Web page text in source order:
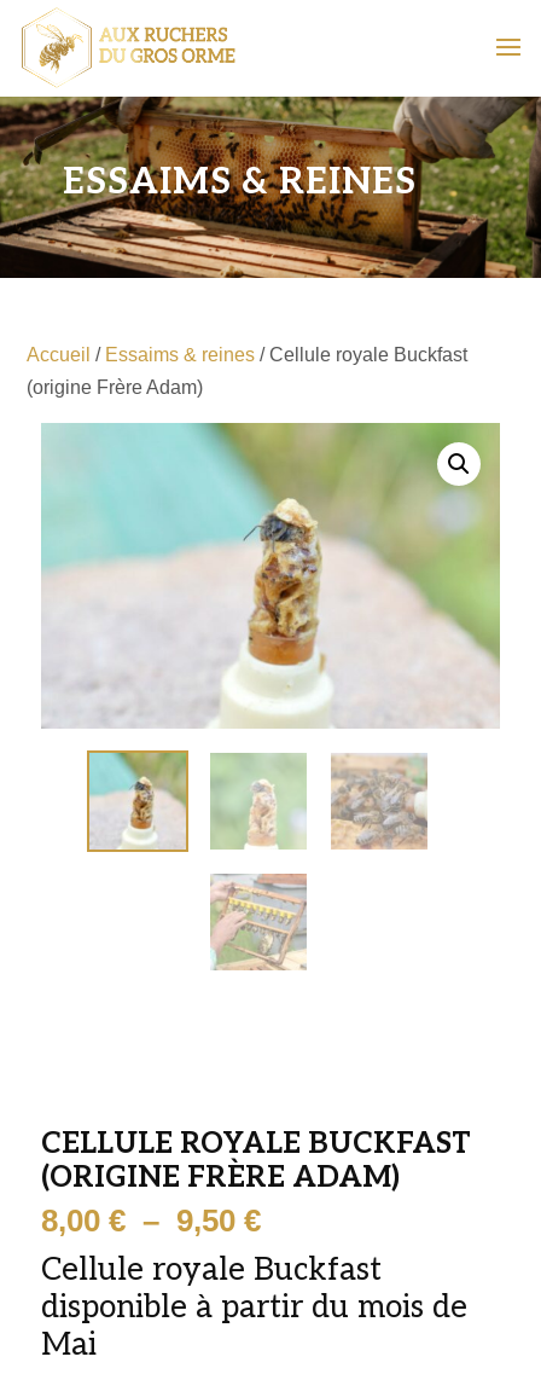
ESSAIMS & REINES
Accueil / Essaims & reines / Cellule royale Buckfast
(origine Frère Adam)
CELLULE ROYALE BUCKFAST
(ORIGINE FRÈRE ADAM)
8,00 € – 9,50 €Plage
de
prix :
8,00 €
Cellule royale Buckfast
disponible à partir du mois de
Mai